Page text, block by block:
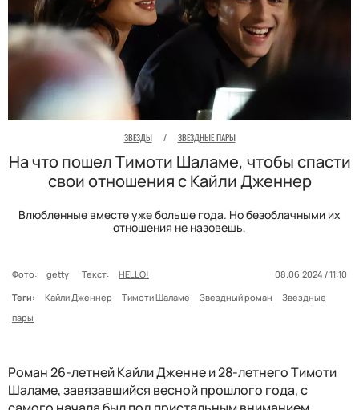
ЗВЕЗДЫ / ЗВЕЗДНЫЕ ПАРЫ
На что пошел Тимоти Шаламе, чтобы спасти
свои отношения с Кайли Дженнер
Влюбленные вместе уже больше года. Но безоблачными их
отношения не назовешь,
Фото: getty Текст: HELLO!
08.06.2024 / 11:10
Теги:
Кайли Дженнер Тимоти Шаламе Звездный роман
Звездные
пары
Роман 26-летней Кайли Дженне и 28-летнего Тимоти
Шаламе, завязавшийся весной прошлого года, с